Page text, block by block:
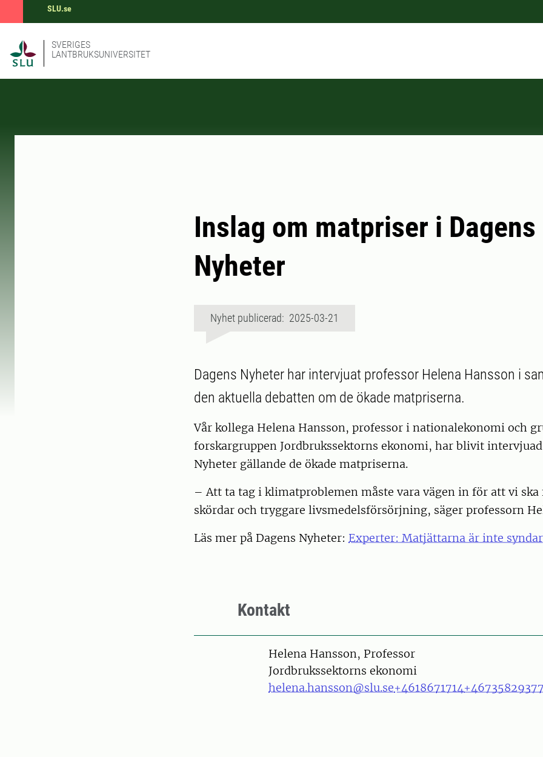
SLU.se
SVERIGES
LANTBRUKSUNIVERSITET
Inslag om matpriser i Dagens
Nyheter
Nyhet publicerad: 2025-03-21
Dagens Nyheter har intervjuat professor Helena Hansson i
den aktuella debatten om de ökade matpriserna.
Vår kollega Helena Hansson, professor i nationalekonomi och
forskargruppen Jordbrukssektorns ekonomi, har blivit intervjuad
Nyheter gällande de ökade matpriserna.
– Att ta tag i klimatproblemen måste vara vägen in för att vi ska
skördar och tryggare livsmedelsförsörjning, säger professorn
Läs mer på Dagens Nyheter: Experter: Matjättarna är inte
Kontakt
PersonHelena Hansson, Professor
Jordbrukssektorns ekonomi
helena.hansson@slu.se+4618671714